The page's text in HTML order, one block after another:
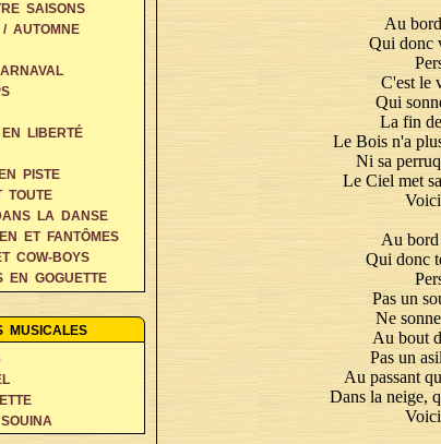
SAISONS
/ AUTOMNE
LIBERTÉ
PISTE
TOUTE
LA DANSE
ET FANTÔMES
COW-BOYS
EN GOGUETTE
FANTAISIE
MUSICALES
Au
Qui donc
C'est le
Qui
La fin
Le Bois n'a
Ni sa
Le Ciel met
Au
Qui donc
Pas un
Ne
Au bout
Pas un
Au passant
Dans la neige,